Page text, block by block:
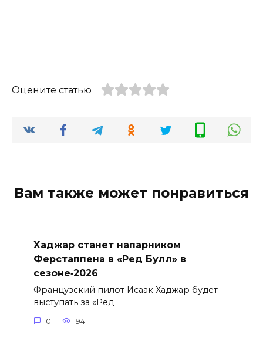
Оцените статью
Вам также может понравиться
Хаджар станет напарником
Ферстаппена в «Ред Булл» в
сезоне‑2026
Французский пилот Исаак Хаджар будет
выступать за «Ред
0 94